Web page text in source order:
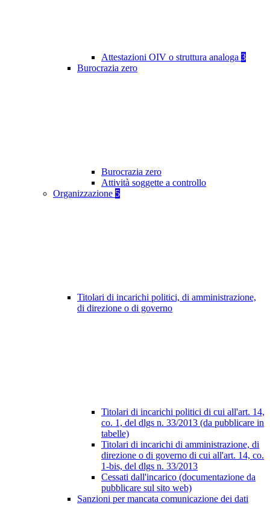
Attestazioni OIV o struttura analoga 3
Burocrazia zero
Burocrazia zero
Attività soggette a controllo
Organizzazione 5
Titolari di incarichi politici, di amministrazione,
di direzione o di governo
Titolari di incarichi politici di cui all'art. 14,
co. 1, del dlgs n. 33/2013 (da pubblicare in
tabelle)
Titolari di incarichi di amministrazione, di
direzione o di governo di cui all'art. 14, co.
1-bis, del dlgs n. 33/2013
Cessati dall'incarico (documentazione da
pubblicare sul sito web)
Sanzioni per mancata comunicazione dei dati